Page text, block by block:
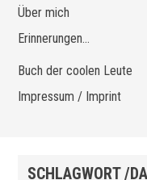
Über mich
Erinnerungen…
Buch der coolen Leute
Impressum / Imprint
SCHLAGWORT /